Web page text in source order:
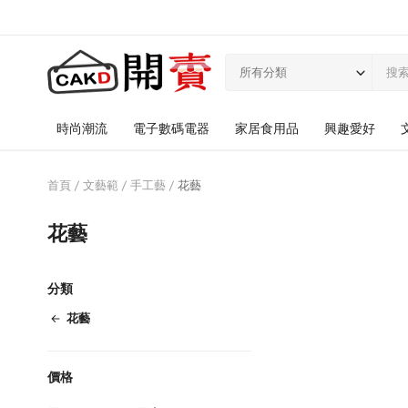
所有分類
時尚潮流 電子數碼電器 家居食用品 興趣愛好
首頁 文藝範 手工藝 花藝
花藝
分類
花藝
價格